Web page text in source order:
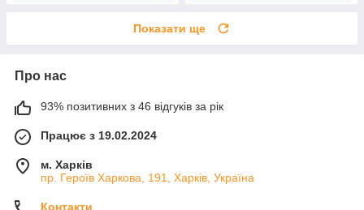
Показати ще
Про нас
93% позитивних з 46 відгуків за рік
Працює з 19.02.2024
м. Харків
пр. Героїв Харкова, 191, Харків, Україна
Контакти